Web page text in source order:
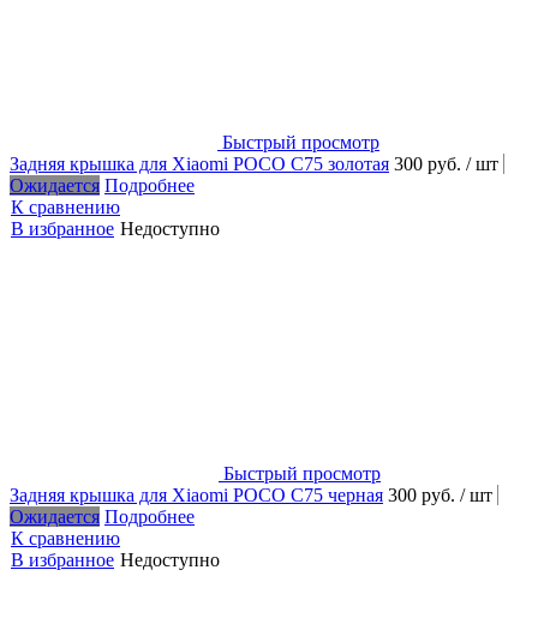
Быстрый просмотр
Задняя крышка для Xiaomi POCO C75 золотая 300 руб. / шт
Ожидается Подробнее
К сравнению
В избранное Недоступно
Быстрый просмотр
Задняя крышка для Xiaomi POCO C75 черная 300 руб. / шт
Ожидается Подробнее
К сравнению
В избранное Недоступно